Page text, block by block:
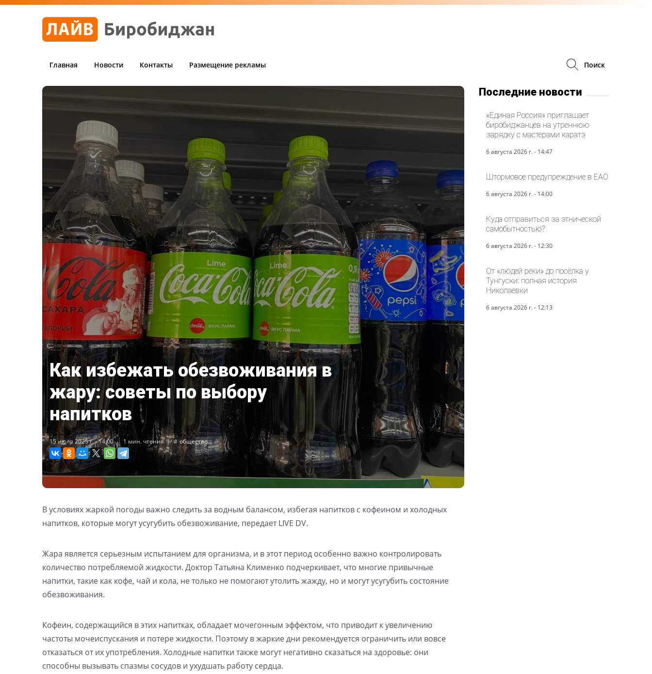
Главная Новости Контакты Размещение рекламы Поиск
Как избежать обезвоживания в
жару: советы по выбору
напитков
15 июля 2025 г. - 14:00 1 мин. чтения общество
В условиях жаркой погоды важно следить за водным балансом, избегая напитков с кофеином и холодных
напитков, которые могут усугубить обезвоживание, передает LIVE DV.
Жара является серьезным испытанием для организма, и в этот период особенно важно контролировать
количество потребляемой жидкости. Доктор Татьяна Клименко подчеркивает, что многие привычные
напитки, такие как кофе, чай и кола, не только не помогают утолить жажду, но и могут усугубить состояние
обезвоживания.
Кофеин, содержащийся в этих напитках, обладает мочегонным эффектом, что приводит к увеличению
частоты мочеиспускания и потере жидкости. Поэтому в жаркие дни рекомендуется ограничить или вовсе
отказаться от их употребления. Холодные напитки также могут негативно сказаться на здоровье: они
способны вызывать спазмы сосудов и ухудшать работу сердца.
Последние новости
«Единая Россия» приглашает
биробиджанцев на утреннюю
зарядку с мастерами каратэ
6 августа 2026 г. - 14:47
Штормовое предупреждение в ЕАО
6 августа 2026 г. - 14:00
Куда отправиться за этнической
самобытностью?
6 августа 2026 г. - 12:30
От «людей реки» до посёлка у
Тунгуски: полная история
Николаевки
6 августа 2026 г. - 12:13